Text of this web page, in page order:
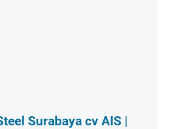
Surabaya cv AIS |